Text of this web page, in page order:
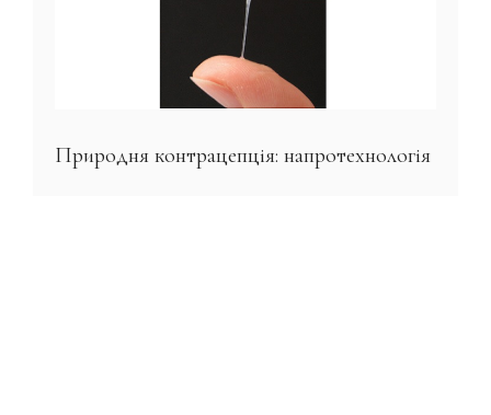
Природня контрацепція: напротехнологія